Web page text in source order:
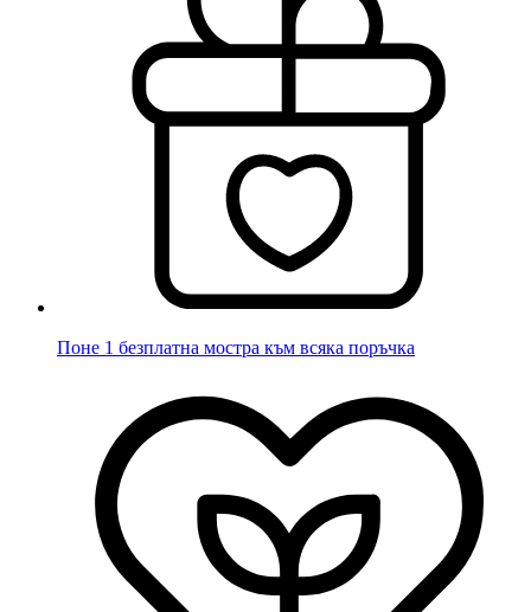
Поне 1 безплатна мостра към всяка поръчка